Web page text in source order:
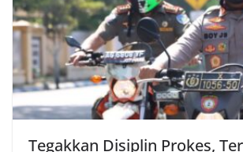
Tegakkan Disiplin Prokes,